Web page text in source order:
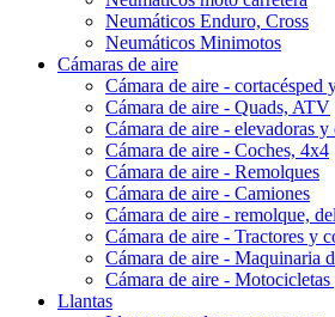
Neumáticos Enduro, Cross
Neumáticos Minimotos
Cámaras de aire
Cámara de aire - cortacésped
Cámara de aire - Quads, ATV
Cámara de aire - elevadoras y
Cámara de aire - Coches, 4x4
Cámara de aire - Remolques
Cámara de aire - Camiones
Cámara de aire - remolque,
Cámara de aire - Tractores y
Cámara de aire - Maquinaria
Cámara de aire - Motocicletas
Llantas